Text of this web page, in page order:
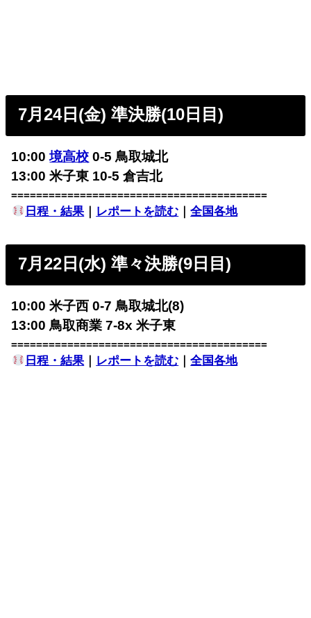
7月24日(金) 準決勝(10日目)
10:00境高校 0-5 鳥取城北
13:00 米子東 10-5 倉吉北
=========================================
日程・結果｜ レポートを読む ｜全国各地
7月22日(水) 準々決勝(9日目)
10:00 米子西 0-7 鳥取城北(8)
13:00 鳥取商業 7-8x 米子東
=========================================
日程・結果｜ レポートを読む ｜全国各地